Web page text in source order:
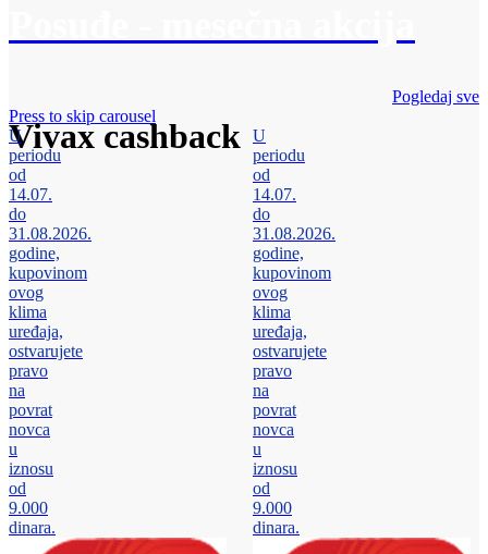
Vivax cashback
Pogledaj sve
Press to skip carousel
U
periodu
od
14.07.
do
31.08.2026.
godine,
kupovinom
ovog
klima
uređaja,
ostvarujete
pravo
na
povrat
novca
u
iznosu
od
9.000
dinara.
U
periodu
od
14.07.
do
31.08.2026.
godine,
kupovinom
ovog
klima
uređaja,
ostvarujete
pravo
na
povrat
novca
u
iznosu
od
9.000
dinara.